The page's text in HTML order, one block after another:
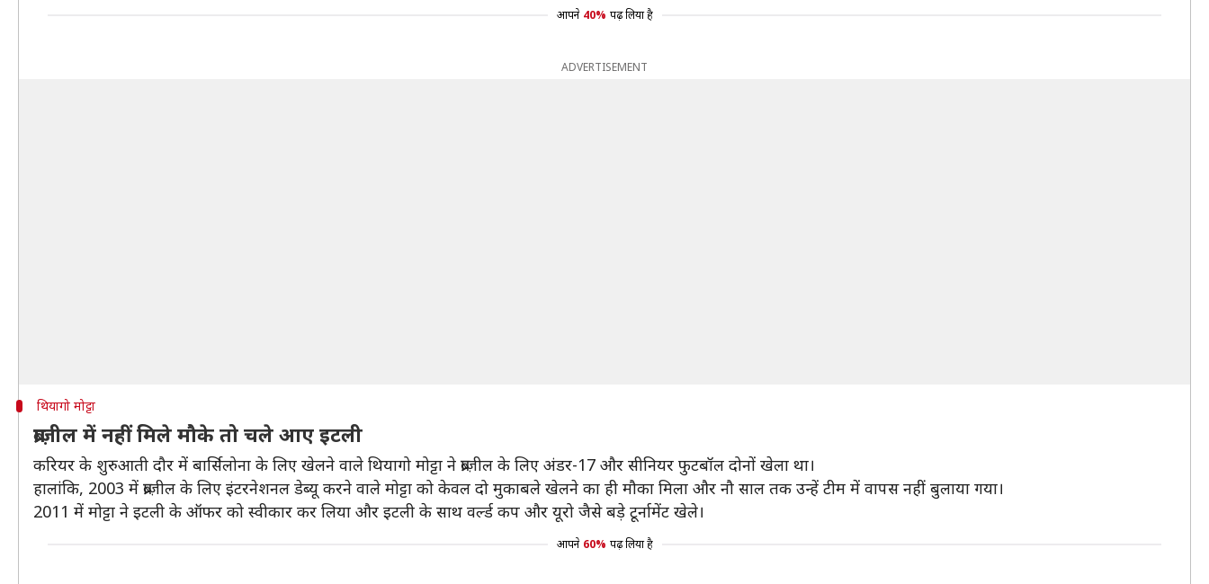
आपने 40% पढ़ लिया है
ADVERTISEMENT
थियागो मोट्टा
ब्राज़ील में नहीं मिले मौके तो चले आए इटली
करियर के शुरुआती दौर में बार्सिलोना के लिए खेलने वाले थियागो मोट्टा ने ब्राज़ील के लिए अंडर-17 और सीनियर फुटबॉल दोनों खेला था।
हालांकि, 2003 में ब्राज़ील के लिए इंटरनेशनल डेब्यू करने वाले मोट्टा को केवल दो मुकाबले खेलने का ही मौका मिला और नौ साल तक उन्हें टीम में वापस नहीं बुलाया गया।
2011 में मोट्टा ने इटली के ऑफर को स्वीकार कर लिया और इटली के साथ वर्ल्ड कप और यूरो जैसे बड़े टूर्नामेंट खेले।
आपने 60% पढ़ लिया है